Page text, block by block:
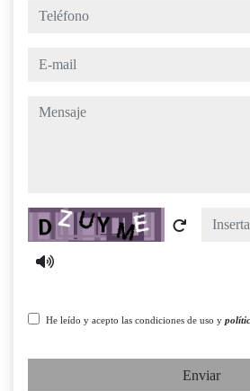
teléfono
e-mail
mensaje
Captcha
He leído y acepto las condiciones de uso y
Enviar